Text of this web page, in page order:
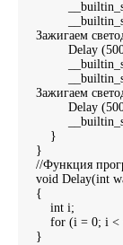
Зажигаем
Delay
Зажигаем
Delay
}
}
//Функция
void Delay(int
{
int i;
for (i = 0; i <
}